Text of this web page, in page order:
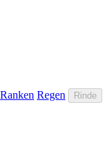
Ranken Regen Rinde